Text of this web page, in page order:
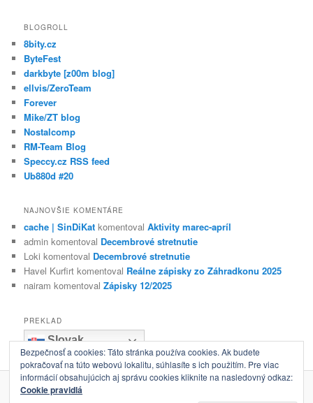
BLOGROLL
8bity.cz
ByteFest
darkbyte [z00m blog]
ellvis/ZeroTeam
Forever
Mike/ZT blog
Nostalcomp
RM-Team Blog
Speccy.cz RSS feed
Ub880d #20
NAJNOVŠIE KOMENTÁRE
cache | SinDiKat komentovalAktivity marec-apríl
admin komentoval Decembrové stretnutie
Loki komentoval Decembrové stretnutie
Havel Kurfirt komentoval Reálne zápisky zo Záhradkonu 2025
nairam komentovalZápisky 12/2025
PREKLAD
Slovak
Bezpečnosť a cookies: Táto stránka používa cookies. Ak budete
pokračovať na túto webovú lokalitu, súhlasíte s ich použitím. Pre viac
informácií obsahujúcich aj správu cookies kliknite na nasledovný odkaz:
Cookie pravidlá